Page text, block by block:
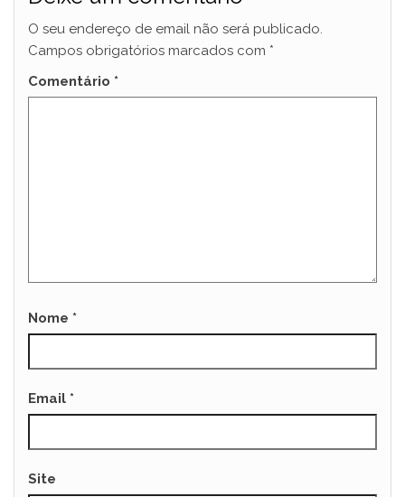
O seu endereço de email não será publicado.
Campos obrigatórios marcados com *
Comentário *
Nome *
Email *
Site